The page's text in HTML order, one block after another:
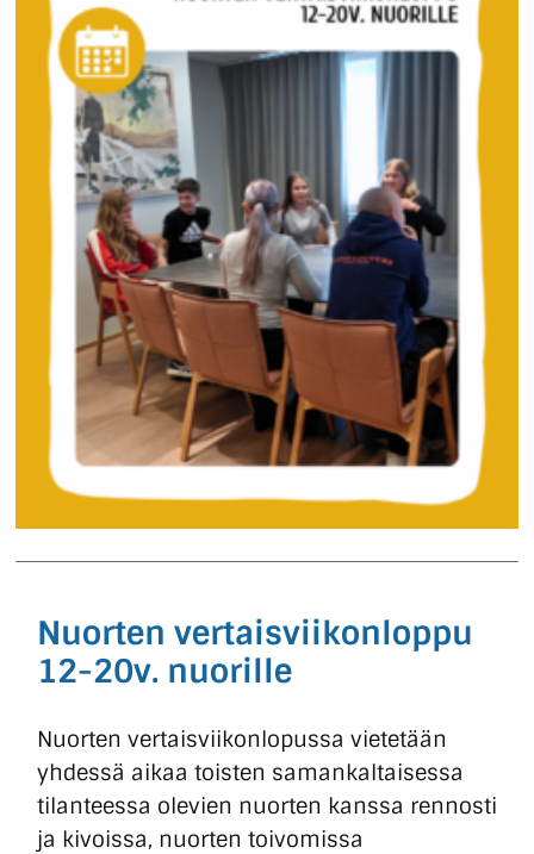
Nuorten vertaisviikonloppu
12-20v. nuorille
Nuorten vertaisviikonlopussa vietetään
yhdessä aikaa toisten samankaltaisessa
tilanteessa olevien nuorten kanssa rennosti
ja kivoissa, nuorten toivomissa